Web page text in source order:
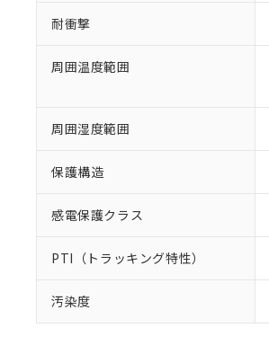
耐衝撃
周囲温度範囲
周囲湿度範囲
保護構造
感電保護クラス
PTI（トラッキング特性）
汚染度